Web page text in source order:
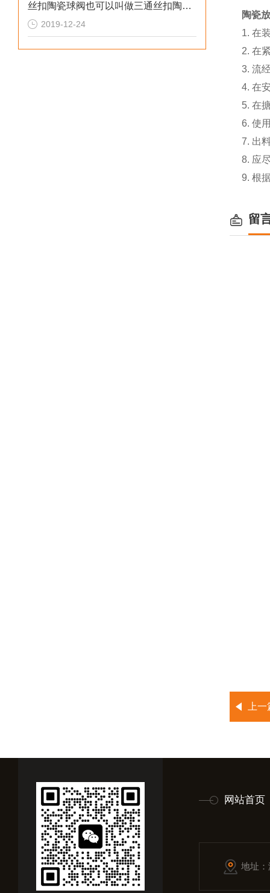
丝扣陶瓷球阀也可以叫做三通丝扣陶瓷球阀
2019-12-24
陶瓷
1. 在
2. 在
3. 流
4. 在
5. 在
6. 使
7. 出
8. 应
9. 根
留
上
网站首页
地址